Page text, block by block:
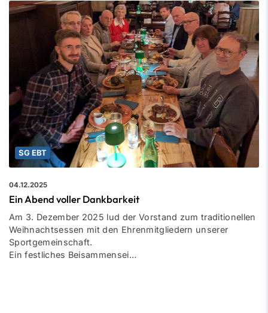
SG EBT
04.12.2025
Ein Abend voller Dankbarkeit
Am 3. Dezember 2025 lud der Vorstand zum traditionellen
Weihnachtsessen mit den Ehrenmitgliedern unserer
Sportgemeinschaft.
Ein festliches Beisammensei…